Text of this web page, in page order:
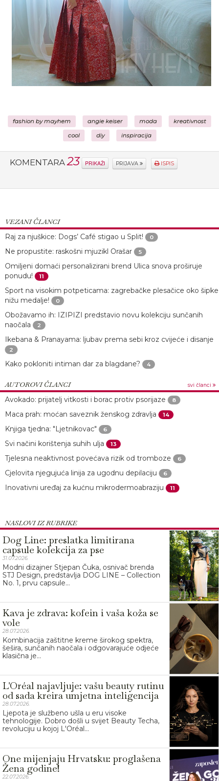
fashion by mayhem angie keiser moda kreativnost
cool diy inspiracija
KOMENTARA23 PRIKAŽI PRIJAVA ISPIS
VEZANI ČLANCI
Raj za njuškice: Dogs’ Café stigao u Split!
0
Ne propustite: raskošni mjuzikl Orašar 5
Omiljeni domaći personalizirani brend Ulica snova proširuje
ponudu!
11
Sport na visokim potpeticama: zagrebačke plesačice oko šipke
nižu medalje!
0
Obožavamo ih: IZIPIZI predstavio novu kolekciju sunčanih
naočala
2
Ikebana & Pranayama: ljubav prema sebi kroz cvijeće i disanje
2
Kako pokloniti intiman dar za blagdane? 4
AUTOROVI ČLANCI svi članci
Avokado: prijatelj vitkosti i borac protiv psorijaze 8
Maca prah: moćan saveznik ženskog zdravlja 14
Knjiga tjedna: "Ljetnikovac" 6
Svi načini korištenja suhih ulja 13
Tjelesna neaktivnost povećava rizik od tromboze 6
Cjelovita njegujuća linija za ugodnu depilaciju 6
Inovativni uređaj za kućnu mikrodermoabraziju 11
NASLOVI IZ RUBRIKE
Dog Line: preslatka limitirana
capsule kolekcija za pse
31.07.2026.
Modni dizajner Stjepan Čuka, osnivač brenda
STJ Design, predstavlja DOG LINE – Collection
No. 1, prvu capsule...
Kava je zdrava: kofein i vaša koža se
vole
28.07.2026.
Kombinacija zaštitne kreme širokog spektra,
šešira, sunčanih naočala i odgovarajuće odjeće
klasična je...
L'Oréal najavljuje: vašu beauty rutinu
od sada kreira umjetna inteligencija
28.07.2026.
Ljepota je službeno ušla u eru visoke
tehnologije. Dobro došli u svijet Beauty Techa,
revoluciju u kojoj L'Oréal...
One mijenjaju Hrvatsku: proglašena
Žena godine!
22.07.2026.